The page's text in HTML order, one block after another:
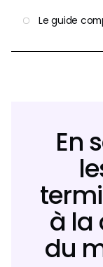
Le guide
En
à la
du